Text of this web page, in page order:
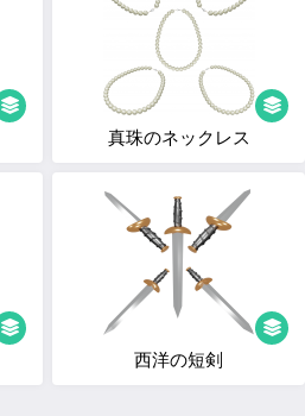
真珠のネックレス
西洋の短剣